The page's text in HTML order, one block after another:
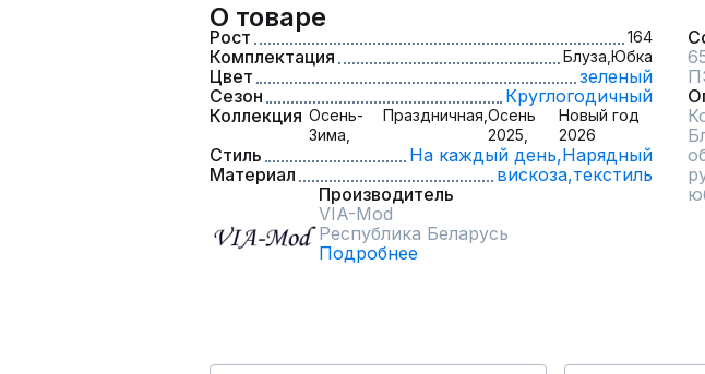
О товаре
Рост 164
Комплектация Блуза, Юбка
Цвет
зеленый
Сезон
Круглогодичный
Коллекция Осень-
Зима,
Праздничная, Осень
2025,
Новый год
2026
Стиль На каждый день,Нарядный
Материал
вискоза,текстиль
Производитель
VIA-Mod
Республика Беларусь
Подробнее